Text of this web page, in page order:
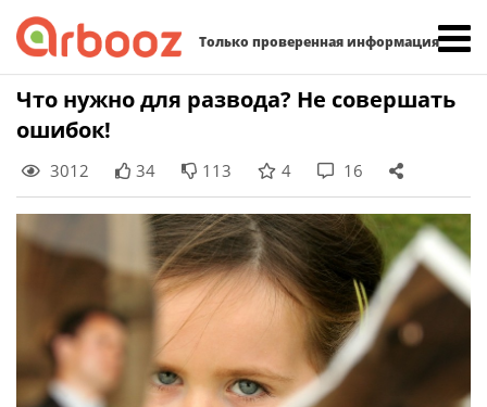
Только проверенная информация
Skip
Что нужно для развода? Не совершать
ошибок!
3012 34 113 4 16
Найти: